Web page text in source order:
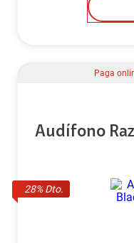
28% Dto.
Paga
Audífono